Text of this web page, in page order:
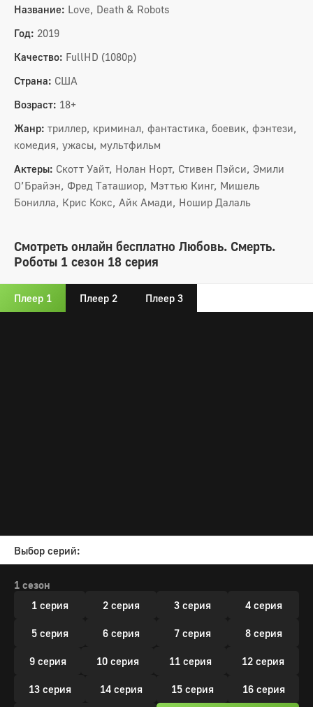
Название: Love, Death & Robots
Год: 2019
Качество: FullHD (1080p)
Страна: США
Возраст: 18+
Жанр: триллер, криминал, фантастика, боевик, фэнтези,
комедия, ужасы, мультфильм
Актеры: Скотт Уайт, Нолан Норт, Стивен Пэйси, Эмили
О’Брайэн, Фред Таташиор, Мэттью Кинг, Мишель
Бонилла, Крис Кокс, Айк Амади, Ношир Далаль
Смотреть онлайн бесплатно Любовь. Смерть.
Роботы 1 сезон 18 серия
Плеер 1 Плеер 2 Плеер 3
Выбор серий:
1 сезон
1 серия
2 серия 3 серия 4 серия
5 серия 6 серия 7 серия 8 серия
9 серия 10 серия 11 серия 12 серия
13 серия 14 серия 15 серия 16 серия